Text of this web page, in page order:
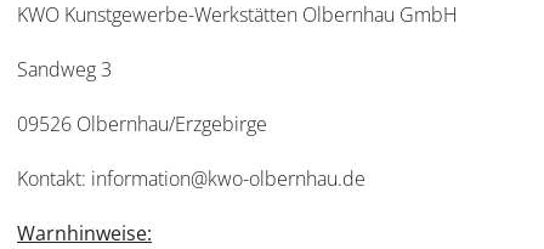
KWO Kunstgewerbe-Werkstätten Olbernhau GmbH
Sandweg 3
09526 Olbernhau/Erzgebirge
Kontakt: information@kwo-olbernhau.de
Warnhinweise: